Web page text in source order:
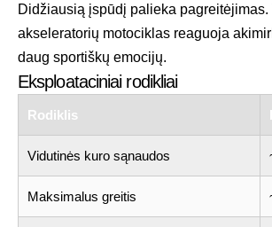
Didžiausią įspūdį palieka pagreitėjimas.
akseleratorių motociklas reaguoja
daug sportiškų emocijų.
Eksploataciniai rodikliai
Rodiklis
Vidutinės kuro sąnaudos
Maksimalus greitis